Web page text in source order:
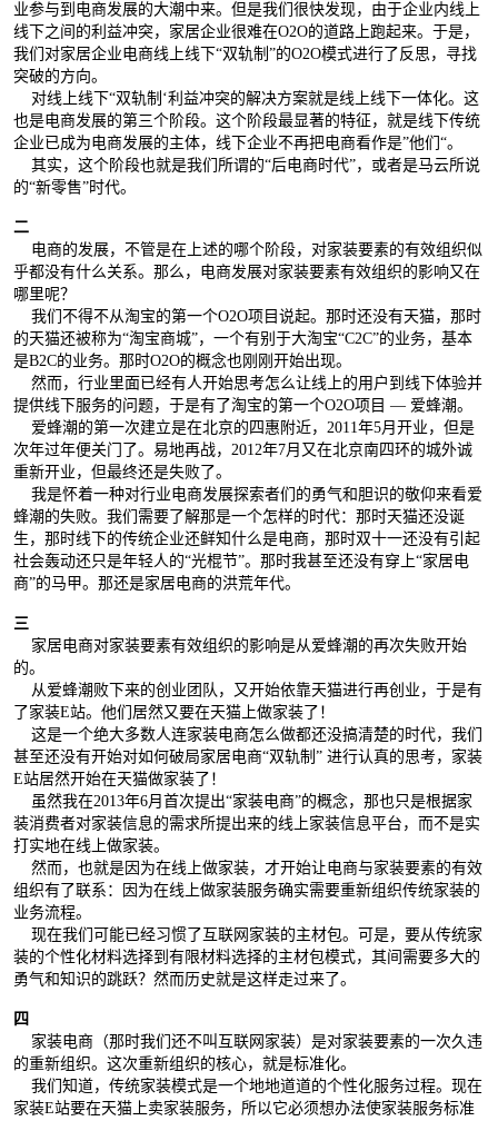
业参与到电商发展的大潮中来。但是我们很快发现，由于企业内线上
线下之间的利益冲突，家居企业很难在O2O的道路上跑起来。于是，
我们对家居企业电商线上线下“双轨制”的O2O模式进行了反思，寻找
突破的方向。
对线上线下“双轨制‘利益冲突的解决方案就是线上线下一体化。这
也是电商发展的第三个阶段。这个阶段最显著的特征，就是线下传统
企业已成为电商发展的主体，线下企业不再把电商看作是”他们“。
其实，这个阶段也就是我们所谓的“后电商时代”，或者是马云所说
的“新零售”时代。
二
电商的发展，不管是在上述的哪个阶段，对家装要素的有效组织似
乎都没有什么关系。那么，电商发展对家装要素有效组织的影响又在
哪里呢？
我们不得不从淘宝的第一个O2O项目说起。那时还没有天猫，那时
的天猫还被称为“淘宝商城”，一个有别于大淘宝“C2C”的业务，基本
是B2C的业务。那时O2O的概念也刚刚开始出现。
然而，行业里面已经有人开始思考怎么让线上的用户到线下体验并
提供线下服务的问题，于是有了淘宝的第一个O2O项目 — 爱蜂潮。
爱蜂潮的第一次建立是在北京的四惠附近，2011年5月开业，但是
次年过年便关门了。易地再战，2012年7月又在北京南四环的城外诚
重新开业，但最终还是失败了。
我是怀着一种对行业电商发展探索者们的勇气和胆识的敬仰来看爱
蜂潮的失败。我们需要了解那是一个怎样的时代：那时天猫还没诞
生，那时线下的传统企业还鲜知什么是电商，那时双十一还没有引起
社会轰动还只是年轻人的“光棍节”。那时我甚至还没有穿上“家居电
商”的马甲。那还是家居电商的洪荒年代。
三
家居电商对家装要素有效组织的影响是从爱蜂潮的再次失败开始
的。
从爱蜂潮败下来的创业团队，又开始依靠天猫进行再创业，于是有
了家装E站。他们居然又要在天猫上做家装了！
这是一个绝大多数人连家装电商怎么做都还没搞清楚的时代，我们
甚至还没有开始对如何破局家居电商“双轨制” 进行认真的思考，家装
E站居然开始在天猫做家装了！
虽然我在2013年6月首次提出“家装电商”的概念，那也只是根据家
装消费者对家装信息的需求所提出来的线上家装信息平台，而不是实
打实地在线上做家装。
然而，也就是因为在线上做家装，才开始让电商与家装要素的有效
组织有了联系：因为在线上做家装服务确实需要重新组织传统家装的
业务流程。
现在我们可能已经习惯了互联网家装的主材包。可是，要从传统家
装的个性化材料选择到有限材料选择的主材包模式，其间需要多大的
勇气和知识的跳跃？然而历史就是这样走过来了。
四
家装电商（那时我们还不叫互联网家装）是对家装要素的一次久违
的重新组织。这次重新组织的核心，就是标准化。
我们知道，传统家装模式是一个地地道道的个性化服务过程。现在
家装E站要在天猫上卖家装服务，所以它必须想办法使家装服务标准